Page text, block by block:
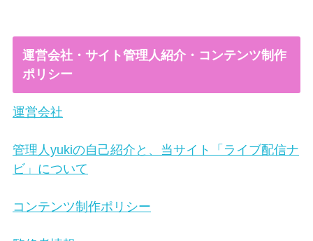
運営会社・サイト管理人紹介・コンテンツ制作
ポリシー
運営会社
管理人yukiの自己紹介と、当サイト「ライブ配信ナ
ビ」について
コンテンツ制作ポリシー